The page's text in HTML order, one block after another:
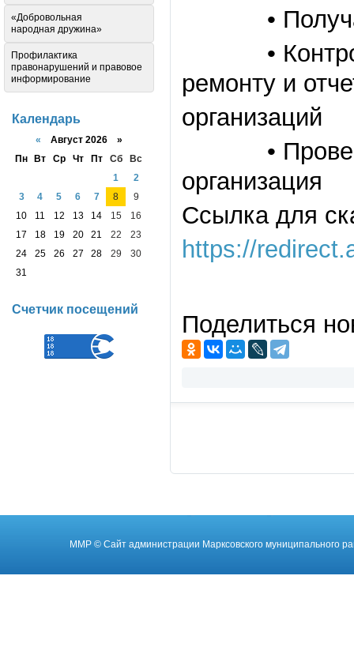
• Получать
•
ремонту и
организаций
•
организация
Ссылка для
https://
Поделиться
«Добровольная
народная дружина»
Профилактика
правонарушений и правовое
информирование
Календарь
« Август 2026 »
Пн
Вт Ср Чт Пт Сб
Вс
1
2
3
4 5 6 7 8
9
10
11 12 13 14 15
16
17
18 19 20 21 22
23
24
25 26 27 28 29
30
31
Счетчик посещений
ММР © Cайт администрации Марксовского муниципального